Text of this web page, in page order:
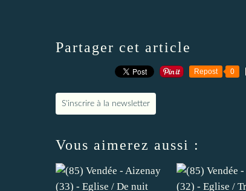
Partager cet article
Repost 0
S'inscrire à la newsletter
Vous aimerez aussi :